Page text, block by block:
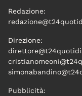
Redazione:
Direzione:
Pubblicità: